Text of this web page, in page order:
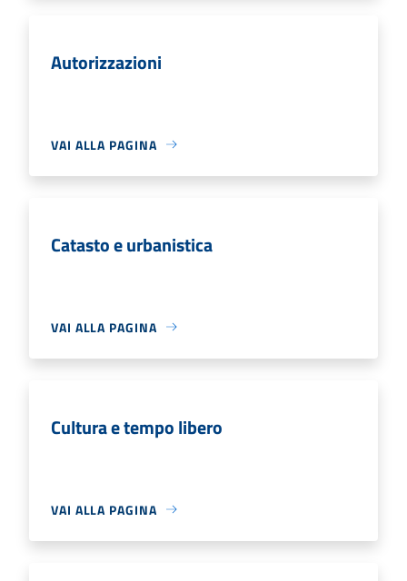
Autorizzazioni
VAI ALLA PAGINA
Catasto e urbanistica
VAI ALLA PAGINA
Cultura e tempo libero
VAI ALLA PAGINA